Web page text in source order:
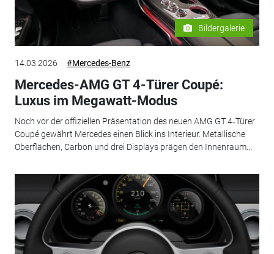
Bildergalerie
14.03.2026 #Mercedes-Benz
Mercedes-AMG GT 4-Türer Coupé:
Luxus im Megawatt-Modus
Noch vor der offiziellen Präsentation des neuen AMG GT 4‑Türer
Coupé gewährt Mercedes einen Blick ins Interieur. Metallische
Oberflächen, Carbon und drei Displays prägen den Innenraum...